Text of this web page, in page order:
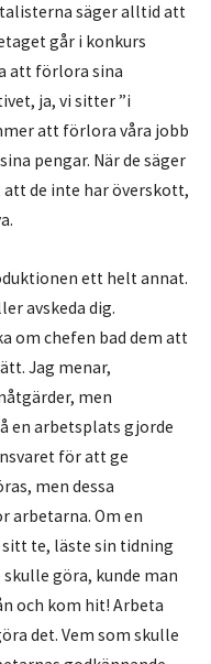
säger alltid att
går i konkurs
att förlora sina
ja, vi sitter ”i
att förlora våra jobb
pengar. När de säger
att de inte har överskott,
ett helt annat.
avskeda dig.
om chefen bad dem att
Jag menar,
men
en arbetsplats gjorde
för att ge
men dessa
arbetarna. Om en
te, läste sin tidning
göra, kunde man
och kom hit! Arbeta
det. Vem som skulle